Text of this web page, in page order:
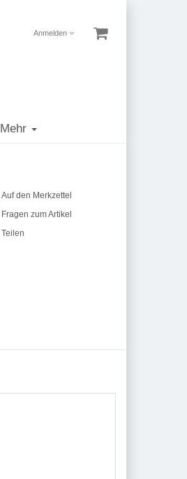
Anmelden
Mehr
Auf den Merkzettel
Fragen zum Artikel
Teilen